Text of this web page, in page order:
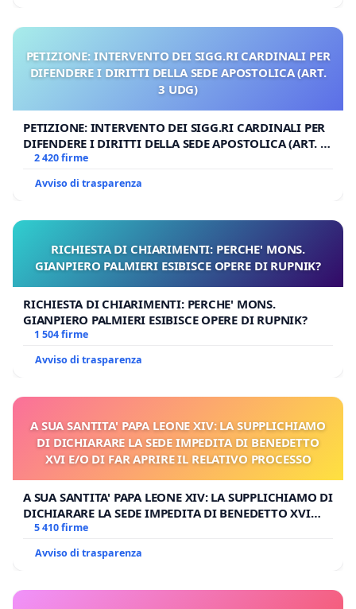
PETIZIONE: INTERVENTO DEI SIGG.RI CARDINALI PER
DIFENDERE I DIRITTI DELLA SEDE APOSTOLICA (ART.
3 UDG)
PETIZIONE: INTERVENTO DEI SIGG.RI CARDINALI PER
DIFENDERE I DIRITTI DELLA SEDE APOSTOLICA (ART. 3
UDG)
2 420 firme
Avviso di trasparenza
RICHIESTA DI CHIARIMENTI: PERCHE' MONS.
GIANPIERO PALMIERI ESIBISCE OPERE DI RUPNIK?
RICHIESTA DI CHIARIMENTI: PERCHE' MONS.
GIANPIERO PALMIERI ESIBISCE OPERE DI RUPNIK?
1 504 firme
Avviso di trasparenza
A SUA SANTITA' PAPA LEONE XIV: LA SUPPLICHIAMO
DI DICHIARARE LA SEDE IMPEDITA DI BENEDETTO
XVI E/O DI FAR APRIRE IL RELATIVO PROCESSO
A SUA SANTITA' PAPA LEONE XIV: LA SUPPLICHIAMO DI
DICHIARARE LA SEDE IMPEDITA DI BENEDETTO XVI
E/O DI FAR APRIRE IL RELATIVO PROCESSO
5 410 firme
Avviso di trasparenza